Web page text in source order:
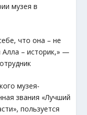
музея в
что она – не
Алла – историк,» —
музея-
звания «Лучший
пользуется